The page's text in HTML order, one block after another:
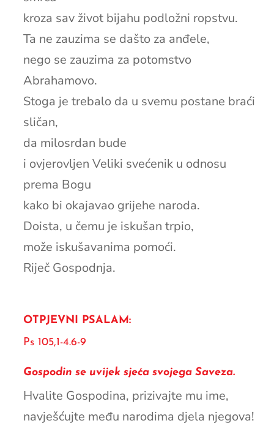
kroza sav život bijahu podložni ropstvu.
Ta ne zauzima se dašto za anđele,
nego se zauzima za potomstvo
Abrahamovo.
Stoga je trebalo da u svemu postane braći
sličan,
da milosrdan bude
i ovjerovljen Veliki svećenik u odnosu
prema Bogu
kako bi okajavao grijehe naroda.
Doista, u čemu je iskušan trpio,
može iskušavanima pomoći.
Riječ Gospodnja.
OTPJEVNI PSALAM:
Ps 105,1-4.6-9
Gospodin se uvijek sjeća svojega Saveza.
Hvalite Gospodina, prizivajte mu ime,
navješćujte među narodima djela njegova!